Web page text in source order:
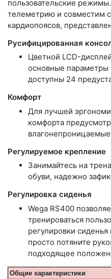
пользовательские
телеметрию и совместим
кардиопоясов,
Русифицированная
Цветной LCD-
основные параметры
доступны 24
Комфорт
Для лучшей
комфорта
Регулируемое крепление
Занимайтесь на
обуви, надежно
Регулировка сиденья
Wega RS400
тренироваться
регулировки
просто потяните
подходящее
Общие характеристики